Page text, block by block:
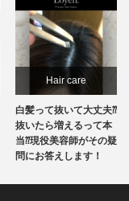
Hair care
白髪って抜いて大丈夫⁇
抜いたら増えるって本
当⁇現役美容師がその疑
問にお答えします！